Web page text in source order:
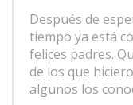
Después de
tiempo ya está
felices padres.
de los que
algunos los